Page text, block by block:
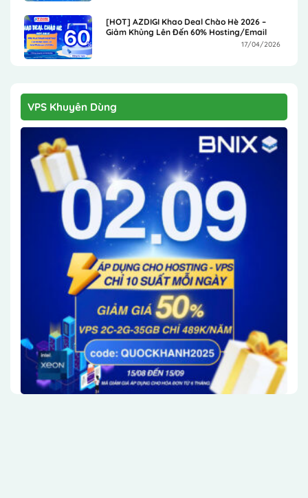
[HOT] AZDIGI Khao Deal Chào Hè 2026 –
Giảm Khủng Lên Đến 60% Hosting/Email
17/04/2026
VPS Khuyên Dùng